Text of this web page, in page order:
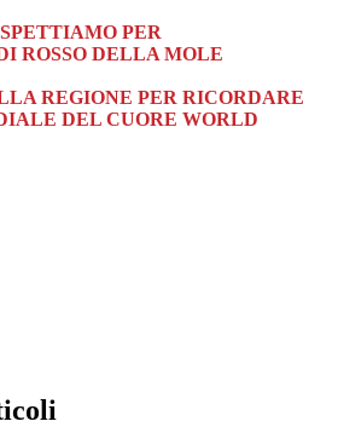
PER
ROSSO DELLA MOLE
REGIONE PER RICORDARE
DEL CUORE WORLD